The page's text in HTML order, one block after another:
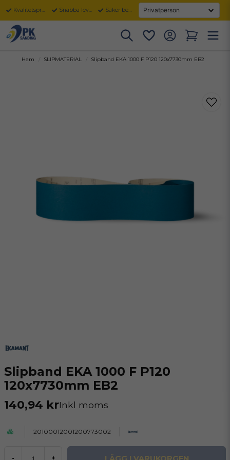
Kvalitetsprodukter Snabba leveranser Säker betalning
Hem SLIPMATERIAL Slipband EKA 1000 F P120 120x7730mm EB2
Slipband EKA 1000 F P120
120x7730mm EB2
140,94 krInkl moms
20100012001200773002
- +